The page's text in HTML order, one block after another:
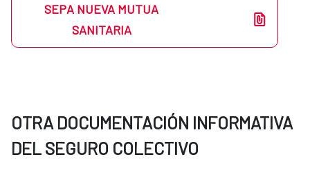
SEPA NUEVA MUTUA
SANITARIA
OTRA DOCUMENTACIÓN INFORMATIVA
DEL SEGURO COLECTIVO